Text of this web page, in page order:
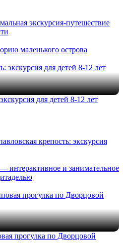
маленького острова
для детей 8-12 лет
интерактивное и занимательное
прогулка по Дворцовой